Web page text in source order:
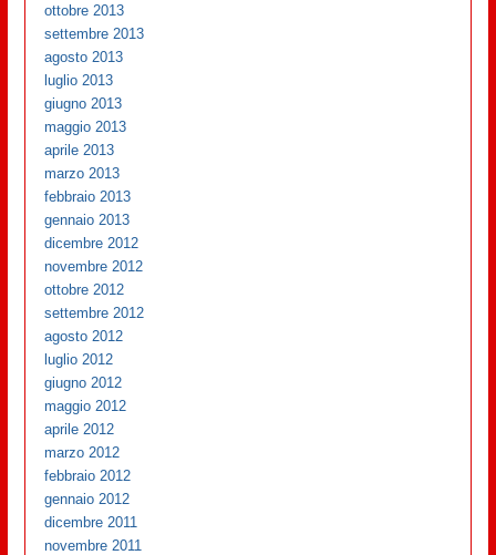
ottobre 2013
settembre 2013
agosto 2013
luglio 2013
giugno 2013
maggio 2013
aprile 2013
marzo 2013
febbraio 2013
gennaio 2013
dicembre 2012
novembre 2012
ottobre 2012
settembre 2012
agosto 2012
luglio 2012
giugno 2012
maggio 2012
aprile 2012
marzo 2012
febbraio 2012
gennaio 2012
dicembre 2011
novembre 2011